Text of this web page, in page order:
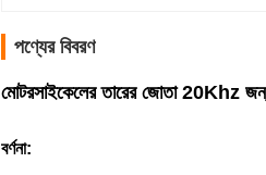
পণ্যের বিবরণ
মোটরসাইকেলের তারের জোতা 20Khz
বর্ণনা: